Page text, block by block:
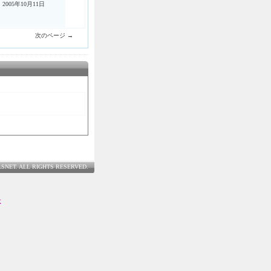
年10月11日
次のページ →
ALL RIGHTS RESERVED.